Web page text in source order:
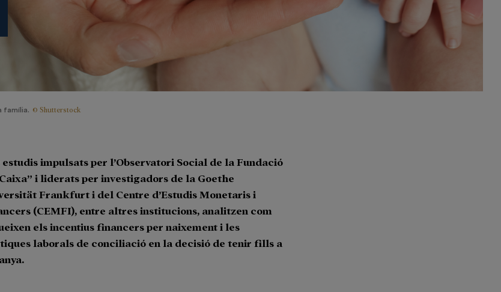
família. © Shutterstock
estudis impulsats per l’Observatori Social de la Fundació
i liderats per investigadors de la Goethe
Frankfurt i del Centre d’Estudis Monetaris i
(CEMFI), entre altres institucions, analitzen com
els incentius financers per naixement i les
laborals de conciliació en la decisió de tenir fills a